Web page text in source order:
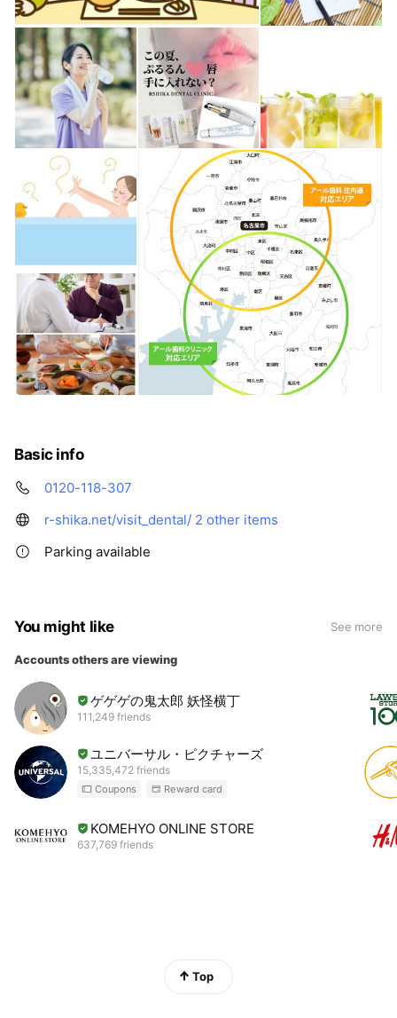
Basic info
0120-118-307
r-shika.net/visit_dental/ 2 other items
Parking available
You might like See more
Accounts others are viewing
ゲゲゲの鬼太郎 妖怪横丁
111,249 friends
ユニバーサル・ピクチャーズ
15,335,472 friends
Coupons Reward card
KOMEHYO ONLINE STORE
637,769 friends
Top